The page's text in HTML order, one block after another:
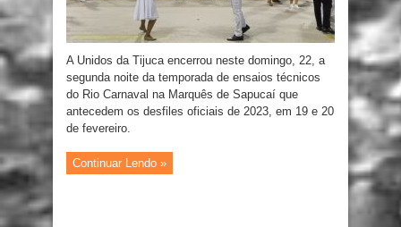
A Unidos da Tijuca encerrou neste domingo, 22, a
segunda noite da temporada de ensaios técnicos
do Rio Carnaval na Marquês de Sapucaí que
antecedem os desfiles oficiais de 2023, em 19 e 20
de fevereiro.
Continuar Lendo »